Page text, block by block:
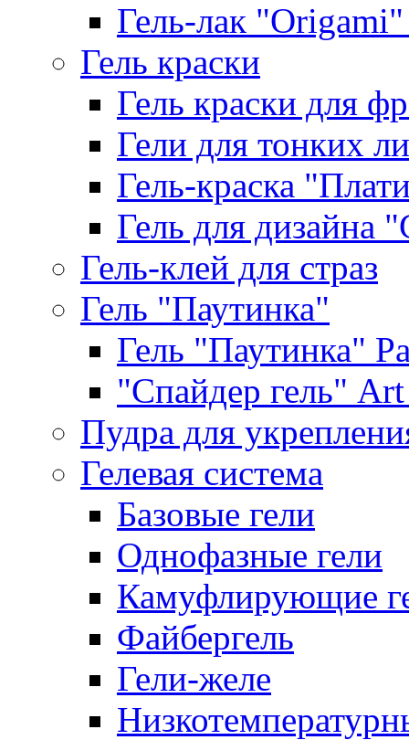
Гель-лак
Гель краски
Гель краски для
Гели для тонких
Гель-краска
Гель для дизайна
Гель-клей для страз
Гель "Паутинка"
Гель "Паутинка"
"Спайдер гель"
Пудра для
Гелевая система
Базовые гели
Однофазные гели
Камуфлирующие
Файбергель
Гели-желе